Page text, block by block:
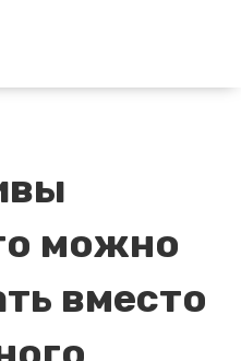
можно
вместо